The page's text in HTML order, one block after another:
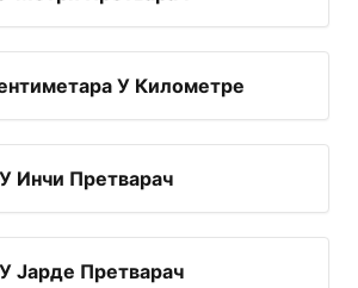
У Километре
Инчи Претварач
Јарде Претварач